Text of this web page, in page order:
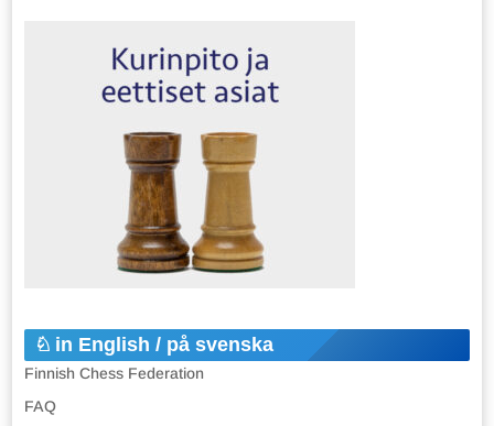
in English / på svenska
Finnish Chess Federation
FAQ